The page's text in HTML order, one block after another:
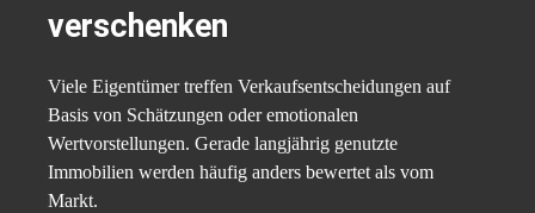
verschenken
Viele Eigentümer treffen Verkaufsentscheidungen auf
Basis von Schätzungen oder emotionalen
Wertvorstellungen. Gerade langjährig genutzte
Immobilien werden häufig anders bewertet als vom
Markt.